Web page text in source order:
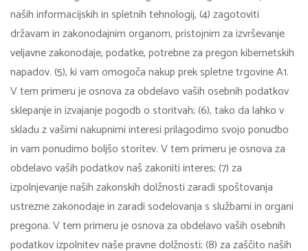
naših informacijskih in spletnih tehnologij, (4) zagotoviti
državam in zakonodajnim organom, pristojnim za izvrševanje
veljavne zakonodaje, podatke, potrebne za pregon kibernetskih
napadov. (5), ki vam omogoča nakup prek spletne trgovine A1.
V tem primeru je osnova za obdelavo vaših osebnih podatkov
sklepanje in izvajanje pogodb o storitvah; (6), tako da lahko v
skladu z vašimi nakupnimi interesi prilagodimo svojo ponudbo
in vam ponudimo boljšo storitev. V tem primeru je osnova za
obdelavo vaših podatkov naš zakoniti interes; (7) za
izpolnjevanje naših zakonskih dolžnosti zaradi spoštovanja
ustrezne zakonodaje in zaradi sodelovanja s službami in organi
pregona. V tem primeru je osnova za obdelavo vaših osebnih
podatkov izpolnitev naše pravne dolžnosti; (8) za zaščito naših